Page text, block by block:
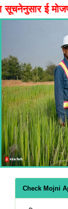
ई मोजणी
Check Mojni